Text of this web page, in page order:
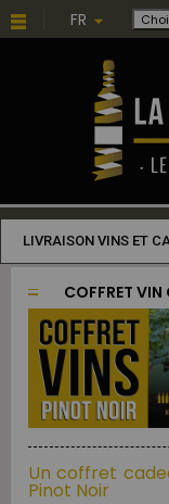
FR
LIVRAISON VINS ET
COFFRET VIN
Un coffret
Pinot Noir